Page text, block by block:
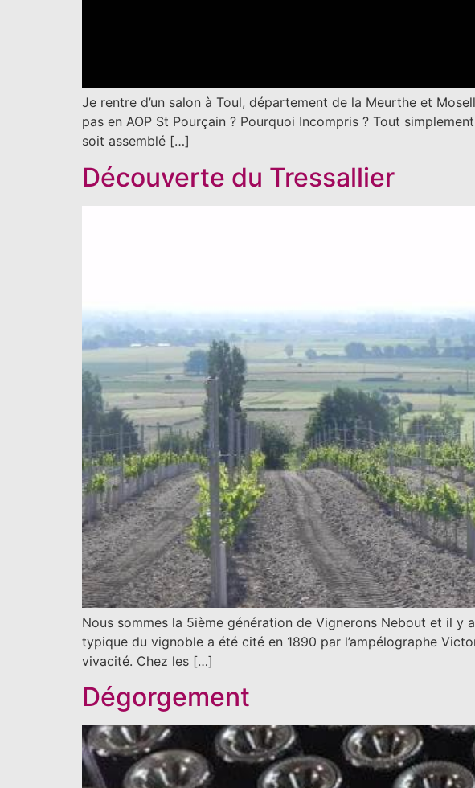
Je rentre d’un salon à Toul, département de la Meurthe et
pas en AOP St Pourçain ? Pourquoi Incompris ? Tout
soit assemblé […]
Découverte du Tressallier
Nous sommes la 5ième génération de Vignerons Nebout et il y
typique du vignoble a été cité en 1890 par l’ampélographe
vivacité. Chez les […]
Dégorgement